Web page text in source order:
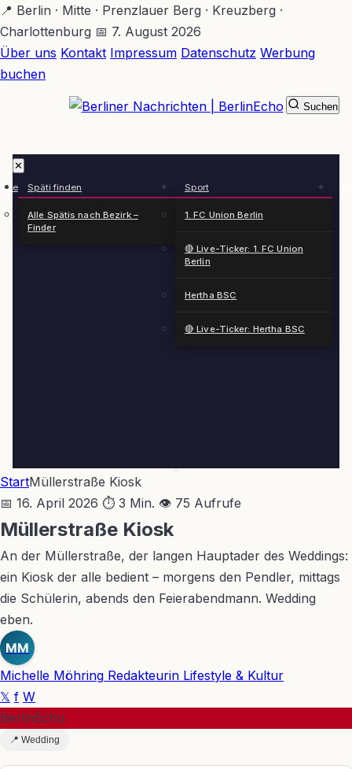
Zum
Hauptinhalt
springen
📍 Berlin · Mitte · Prenzlauer Berg · Kreuzberg ·
Charlottenburg 📅 7. August 2026
Über uns Kontakt Impressum Datenschutz Werbung
buchen
✕
Späti finden
Alle Spätis nach Bezirk –
Finder
Sport
1. FC Union Berlin
🔴 Live-Ticker: 1. FC Union
Berlin
Hertha BSC
🔴 Live-Ticker: Hertha BSC
Suchen
StartMüllerstraße Kiosk
📅 16. April 2026 ⏱ 3 Min. 👁 75 Aufrufe
Müllerstraße Kiosk
An der Müllerstraße, der langen Hauptader des Weddings:
ein Kiosk der alle bedient – morgens den Pendler, mittags
die Schülerin, abends den Feierabendmann. Wedding
eben.
MM
Michelle Möhring Redakteurin Lifestyle & Kultur
𝕏 f W
BerlinEcho
📍 Wedding